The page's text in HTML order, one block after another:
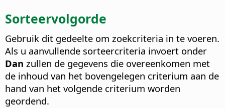
Sorteervolgorde
Gebruik dit gedeelte om zoekcriteria in te voeren.
Als u aanvullende sorteercriteria invoert onder
Dan zullen de gegevens die overeenkomen met
de inhoud van het bovengelegen criterium aan de
hand van het volgende criterium worden
geordend.